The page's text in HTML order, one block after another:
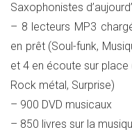
Saxophonistes
– 8 lecteurs MP3
en prêt (Soul-funk,
et 4 en écoute sur
Rock métal, Surprise)
– 900 DVD musicaux
– 850 livres sur la